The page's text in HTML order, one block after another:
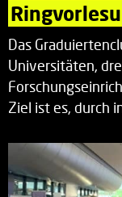
Das
Universitäten,
Ziel ist es, durch